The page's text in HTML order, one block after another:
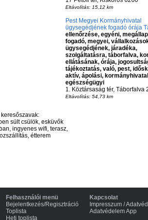
Eltávolítás: 15,12 km
Pest Megyei Kormányhivatal
ügysegédjének fogadó órája
ellenőrzése, egyéni,
fogadó, megyei,
ügysegédjének, járadéka,
szolgáltatásra, táborfalva,
ellátásának, órája,
tájékoztatás, való, pest,
aktív, ápolási,
egészségügyi
1. Köztársaság tér, Táborfalva
Eltávolítás: 54,73 km
sült csülök, esküvők
ingyenes wifi, terasz,
étterem
Felhasználói menü
Bejelentkezés/Regisztráció
Toplista
Heti toplista
Kapcsolat
Impresszum /
Adatvédelem App